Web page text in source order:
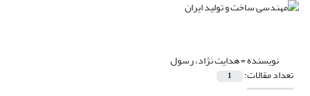
نویسنده =هدایت نژاد، رسول
تعداد مقالات: 1